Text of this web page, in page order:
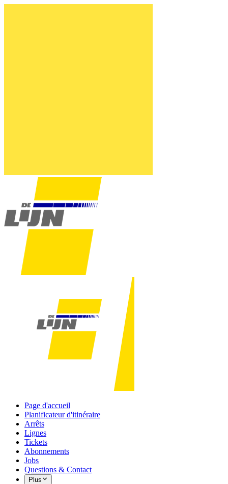
Page d'accueil
Planificateur d'itinéraire
Arrêts
Lignes
Tickets
Abonnements
Jobs
Questions & Contact
Plus